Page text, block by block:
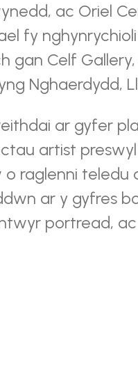
ac Oriel
fy
gan Celf
Nghaerdydd,
ar gyfer
artist
raglenni teledu
ar y gyfres
portread,